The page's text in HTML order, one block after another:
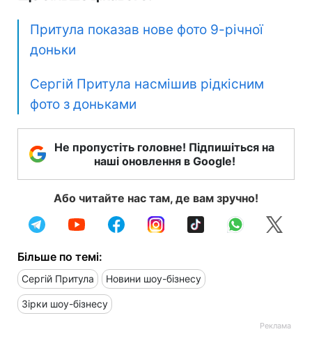
Притула показав нове фото 9-річної
доньки
Сергій Притула насмішив рідкісним
фото з доньками
Не пропустіть головне! Підпишіться на
наші оновлення в Google!
Або читайте нас там, де вам зручно!
Більше по темі:
Сергій Притула Новини шоу-бізнесу
Зірки шоу-бізнесу